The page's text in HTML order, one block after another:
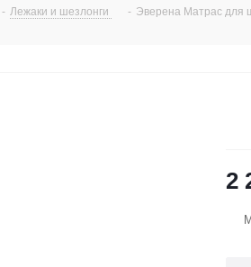
- Лежаки и шезлонги - Эверена Матрас для
2